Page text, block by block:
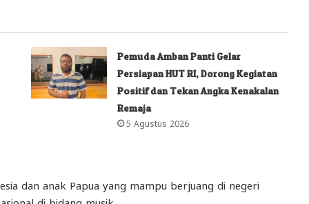
Pemuda Amban Panti Gelar
Persiapan HUT RI, Dorong Kegiatan
Positif dan Tekan Angka Kenakalan
Remaja
5 Agustus 2026
dan anak Papua yang mampu berjuang di negeri